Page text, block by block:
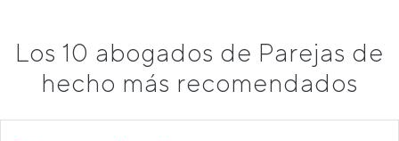
Los 10 abogados de Parejas de
hecho más recomendados